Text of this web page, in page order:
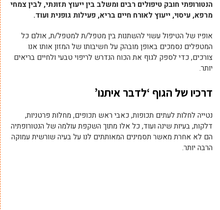
הנטורופתי חובק טיפולים רבים ומשלב בין ייעוץ תזונתי, לבין צמחי
מרפא, עיסוי, ייעוץ לאורח חיים בריא, פעילות גופנית ועוד.
אופיו של הטיפול עשוי להשתנות בין מטפל/ת למטפל/ת, אולם כל
המטפלים נסמכים באופן מובהק על חשיבותו של המזון אותו אנו
צורכים, כדי לספק לגוף את הכוח הנדרש לריפוי טבעי ולחיים בריאים
יותר.
דרכיו של הגוף ‘לדבר איתנו’
נטייה לחלות לעתים תכופות, כאבי ראש תכופים, מחלות פרטניות,
דלקות, בעיות שינה ועוד, כל אלו מתוך השקפת עולמה של הנטורופתיה
הם לא אחרת מאשר תסמינים המאותתים לנו על בעיה שורשית עמוקה
הרבה יותר.